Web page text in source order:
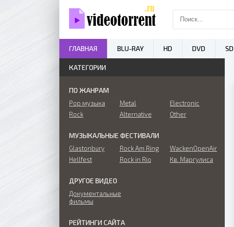
КАТЕГОРИИ
ПО ЖАНРАМ
Pop музыка
Rock
Metal
Alternative
Electronic
Other
МУЗЫКАЛЬНЫЕ ФЕСТИВАЛИ
Glastonbury
Hellfest
Rock Am Ring
Rock in Rio
WackenOpenAir
Кв. Маргулиса
ДРУГОЕ ВИДЕО
Документальные
фильмы
РЕЙТИНГИ САЙТА
ГЛАВНАЯ BLU-RAY HD DVD SD